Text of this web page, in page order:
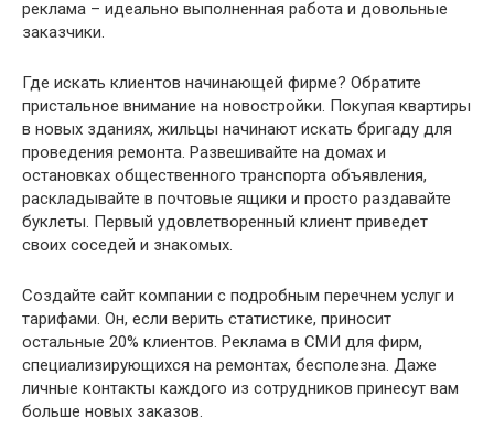
реклама – идеально выполненная работа и довольные
заказчики.
Где искать клиентов начинающей фирме? Обратите
пристальное внимание на новостройки. Покупая квартиры
в новых зданиях, жильцы начинают искать бригаду для
проведения ремонта. Развешивайте на домах и
остановках общественного транспорта объявления,
раскладывайте в почтовые ящики и просто раздавайте
буклеты. Первый удовлетворенный клиент приведет
своих соседей и знакомых.
Создайте сайт компании с подробным перечнем услуг и
тарифами. Он, если верить статистике, приносит
остальные 20% клиентов. Реклама в СМИ для фирм,
специализирующихся на ремонтах, бесполезна. Даже
личные контакты каждого из сотрудников принесут вам
больше новых заказов.